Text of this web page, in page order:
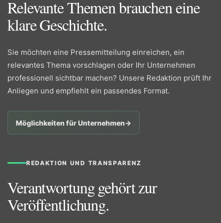
Relevante Themen brauchen eine
klare Geschichte.
Sie möchten eine Pressemitteilung einreichen, ein
relevantes Thema vorschlagen oder Ihr Unternehmen
professionell sichtbar machen? Unsere Redaktion prüft Ihr
Anliegen und empfiehlt ein passendes Format.
Möglichkeiten für Unternehmen→
REDAKTION UND TRANSPARENZ
Verantwortung gehört zur
Veröffentlichung.